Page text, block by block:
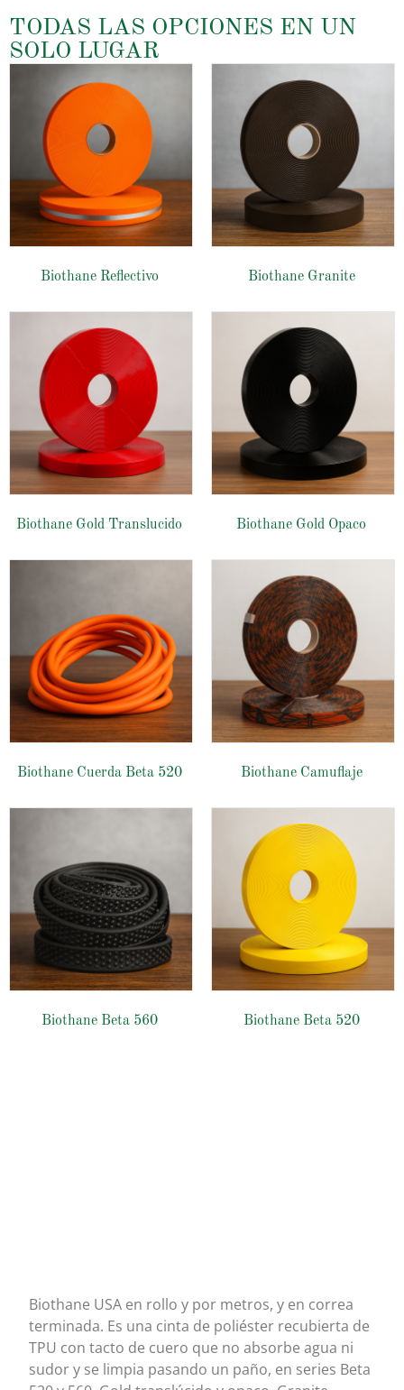
TODAS LAS OPCIONES EN UN
SOLO LUGAR
Biothane Reflectivo Biothane Granite
Biothane Gold Translucido Biothane Gold Opaco
Biothane Cuerda Beta 520 Biothane Camuflaje
Biothane Beta 560 Biothane Beta 520
Biothane USA en rollo y por metros, y en correa
terminada. Es una cinta de poliéster recubierta de
TPU con tacto de cuero que no absorbe agua ni
sudor y se limpia pasando un paño, en series Beta